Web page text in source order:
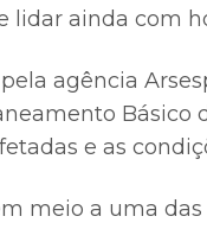
lidar ainda com
agência
Básico
e as
meio a uma